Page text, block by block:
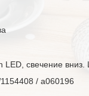
LED, свечение
/ a060196